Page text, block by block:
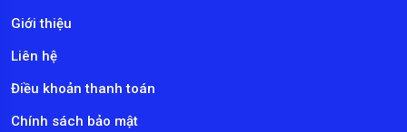
Giới thiệu
Liên hệ
Điều khoản thanh toán
Chính sách bảo mật